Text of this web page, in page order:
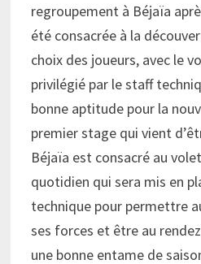
regroupement à Béjaïa
été consacrée à la
choix des joueurs, avec le
privilégié par le staff
bonne aptitude pour la
premier stage qui vient
Béjaïa est consacré au
quotidien qui sera mis en
technique pour permettre
ses forces et être au
une bonne entame de